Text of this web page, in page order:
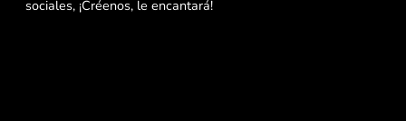
sociales, ¡Créenos, le encantará!